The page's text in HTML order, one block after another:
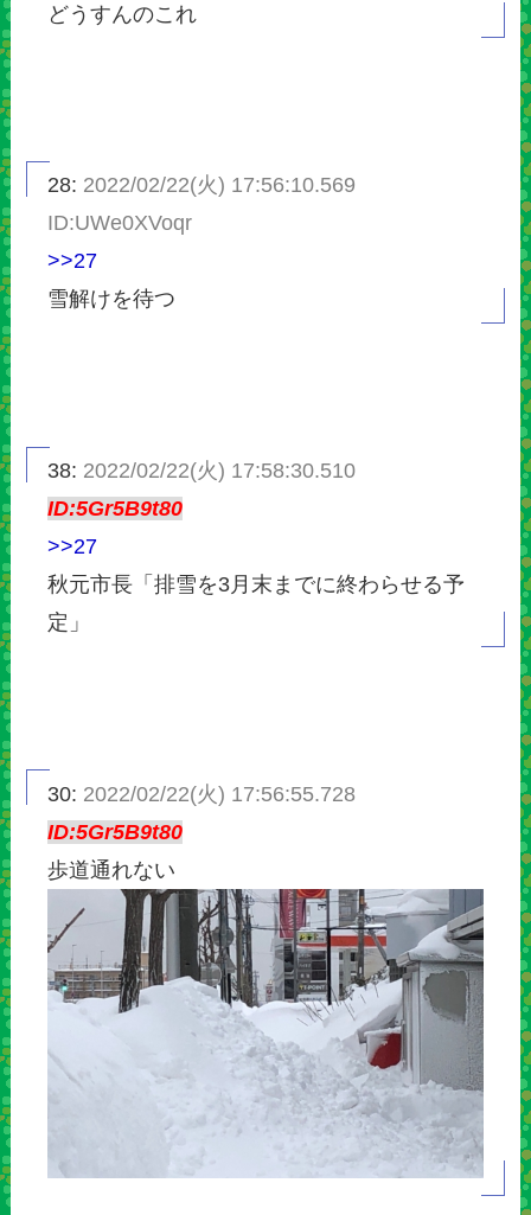
どうすんのこれ
28: 2022/02/22(火) 17:56:10.569
ID:UWe0XVoqr
>>27
雪解けを待つ
38: 2022/02/22(火) 17:58:30.510
ID:5Gr5B9t80
>>27
秋元市長「排雪を3月末までに終わらせる予
定」
30: 2022/02/22(火) 17:56:55.728
ID:5Gr5B9t80
歩道通れない